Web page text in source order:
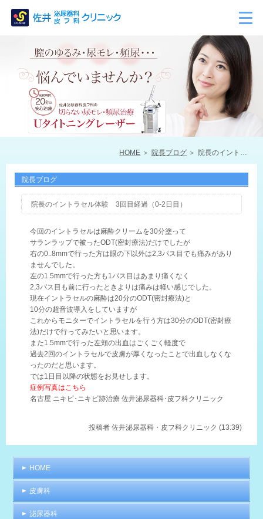
HOME 院長ブログ 院長のイントラセル体験 3回目経過（0-2日目）
院長ブログ
院長のイントラセル体験 3回目経過（0-2日目）
今回のイントラセルは麻酔クリームを30分塗って
サランラップで被ったODT(密封療法)だけでしたが
右の0..8mmで行った方は眼の下以外は2,3パス目でも痛みがあり
ませんでした。
左の1.5mmで行った方も1パス目はあまり痛くなく
2,3パス目も前に行ったときよりは痛みは軽い感じでした。
現在イントラセルの麻酔は20分のODT(密封療法)と
10分の超音波導入をしていますが
これからモニターでイントラセルを行う方は30分のODT(密封療
法)だけで行ってみたいと思います。
また1.5mmで行った左頬の出血はごくごく軽度で
過去2回のイントラセルで皮膚が厚くなったことで出血しなくな
ったのだと思います。
では1日目以降の状態をお見せします。
症例写真はこちら
名古屋 ニキビ･ニキビ跡治療 佐井泌尿器科･皮フ科クリニック
投稿者 佐井泌尿器科・皮フ科クリニック (13:39)
HOME
皮膚科
泌尿器科